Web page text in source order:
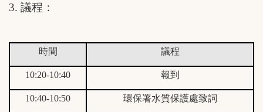
3. 議程：
時間 議程
10:20-10:40 報到
10:40-10:50 環保署水質保護處致詞